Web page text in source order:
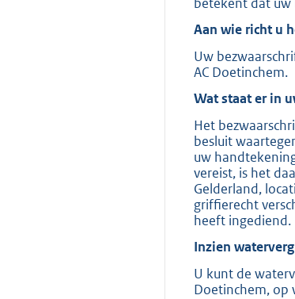
Aan wie richt u
Uw
AC Doetinchem.
Wat staat er in
Het
besluit
uw
vereist, is het
Gelderland,
griffierecht
heeft ingediend.
Inzien
U kunt de
Doetinchem, op